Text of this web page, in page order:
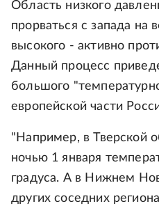
Область низкого
прорваться с запада на
высокого - активно
Данный процесс
большого
европейской части
"Например, в Тверской
ночью 1 января
градуса. А в Нижнем
других соседних